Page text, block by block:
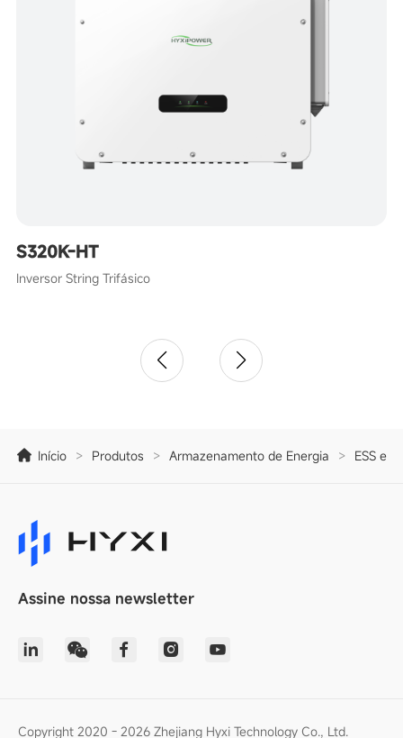
S320K-HT
Inversor String Trifásico
Início > Produtos > Armazenamento de Energia > ESS
Assine nossa newsletter
Copyright 2020 - 2026 Zhejiang Hyxi Technology Co., Ltd.